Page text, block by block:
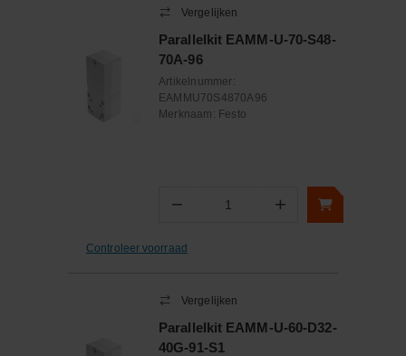
Vergelijken
Parallelkit EAMM-U-70-S48-
70A-96
Artikelnummer:
EAMMU70S4870A96
Merknaam: Festo
− Aantal +
Controleer voorraad
Vergelijken
Parallelkit EAMM-U-60-D32-
40G-91-S1